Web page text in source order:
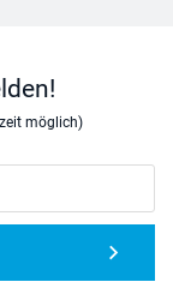
möglich)